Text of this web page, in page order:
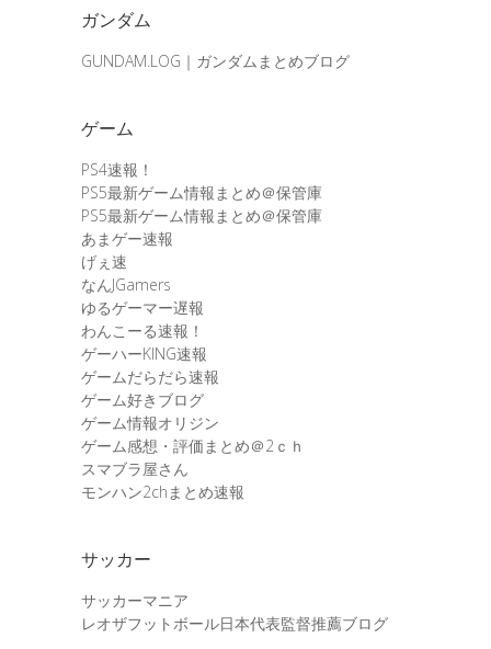
ガンダム
GUNDAM.LOG｜ガンダムまとめブログ
ゲーム
PS4速報！
PS5最新ゲーム情報まとめ＠保管庫
PS5最新ゲーム情報まとめ＠保管庫
あまゲー速報
げぇ速
なんJGamers
ゆるゲーマー遅報
わんこーる速報！
ゲーハーKING速報
ゲームだらだら速報
ゲーム好きブログ
ゲーム情報オリジン
ゲーム感想・評価まとめ＠2ｃｈ
スマブラ屋さん
モンハン2chまとめ速報
サッカー
サッカーマニア
レオザフットボール日本代表監督推薦ブログ